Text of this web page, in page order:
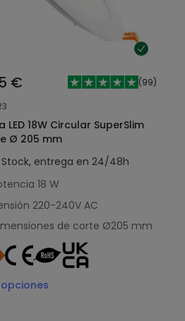
€ (99)
LED 18W Circular SuperSlim
Ø 205 mm
Stock, entrega en 24/48h
18 W
220-240V AC
de corte Ø205 mm
opciones